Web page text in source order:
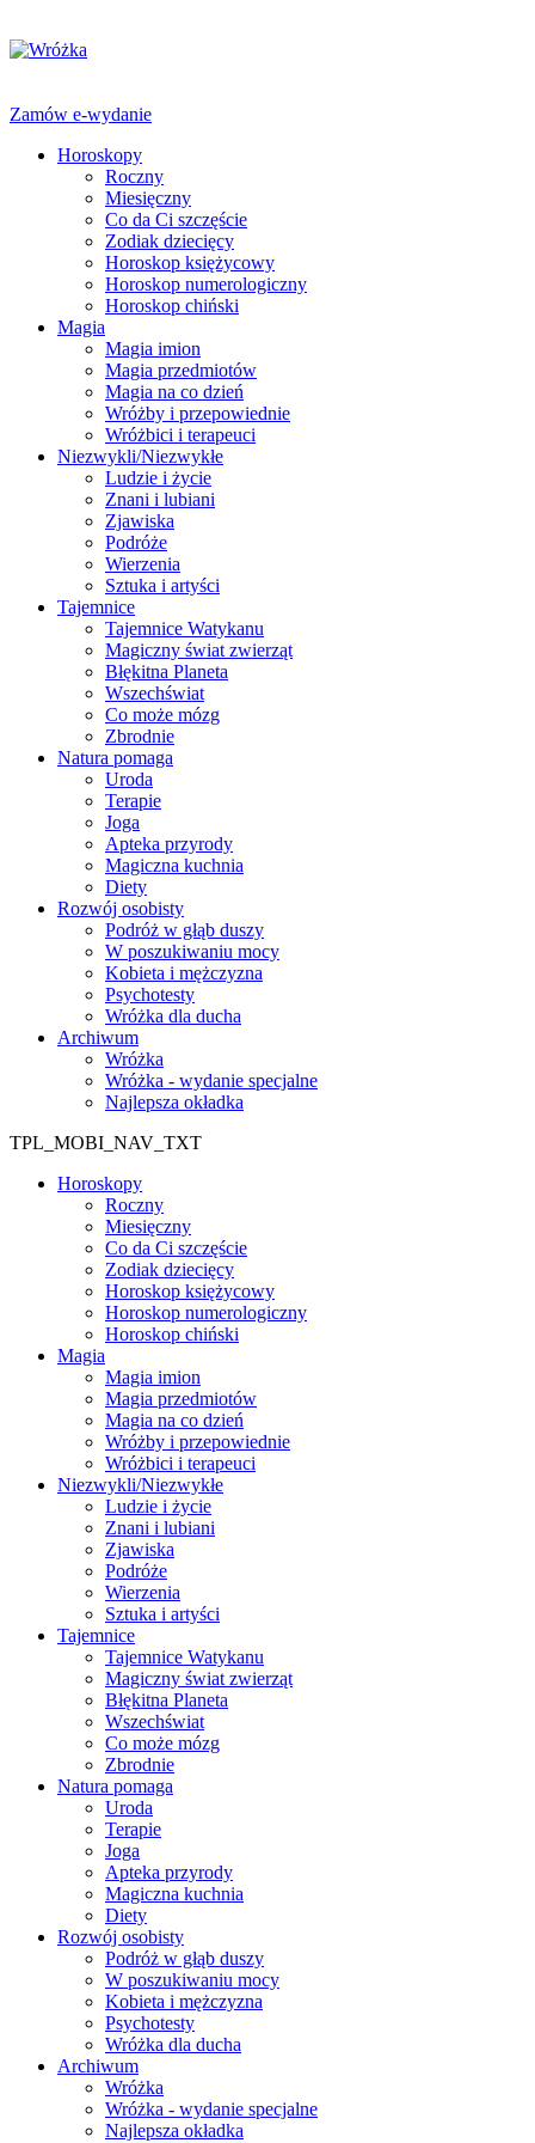
Zamów e-wydanie
Horoskopy
Roczny
Miesięczny
Co da Ci szczęście
Zodiak dziecięcy
Horoskop księżycowy
Horoskop numerologiczny
Horoskop chiński
Magia
Magia imion
Magia przedmiotów
Magia na co dzień
Wróżby i przepowiednie
Wróżbici i terapeuci
Niezwykli/Niezwykłe
Ludzie i życie
Znani i lubiani
Zjawiska
Podróże
Wierzenia
Sztuka i artyści
Tajemnice
Tajemnice Watykanu
Magiczny świat zwierząt
Błękitna Planeta
Wszechświat
Co może mózg
Zbrodnie
Natura pomaga
Uroda
Terapie
Joga
Apteka przyrody
Magiczna kuchnia
Diety
Rozwój osobisty
Podróż w głąb duszy
W poszukiwaniu mocy
Kobieta i mężczyzna
Psychotesty
Wróżka dla ducha
Archiwum
Wróżka
Wróżka - wydanie specjalne
Najlepsza okładka
TPL_MOBI_NAV_TXT
Horoskopy
Roczny
Miesięczny
Co da Ci szczęście
Zodiak dziecięcy
Horoskop księżycowy
Horoskop numerologiczny
Horoskop chiński
Magia
Magia imion
Magia przedmiotów
Magia na co dzień
Wróżby i przepowiednie
Wróżbici i terapeuci
Niezwykli/Niezwykłe
Ludzie i życie
Znani i lubiani
Zjawiska
Podróże
Wierzenia
Sztuka i artyści
Tajemnice
Tajemnice Watykanu
Magiczny świat zwierząt
Błękitna Planeta
Wszechświat
Co może mózg
Zbrodnie
Natura pomaga
Uroda
Terapie
Joga
Apteka przyrody
Magiczna kuchnia
Diety
Rozwój osobisty
Podróż w głąb duszy
W poszukiwaniu mocy
Kobieta i mężczyzna
Psychotesty
Wróżka dla ducha
Archiwum
Wróżka
Wróżka - wydanie specjalne
Najlepsza okładka